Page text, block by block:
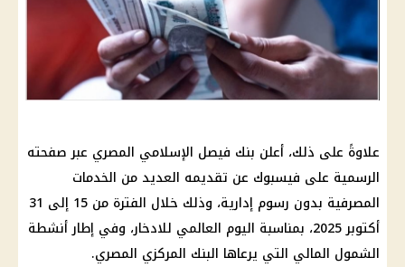
علاوةً على ذلك، أعلن بنك فيصل الإسلامي المصري عبر صفحته
الرسمية على فيسبوك عن تقديمه العديد من الخدمات
المصرفية بدون رسوم إدارية، وذلك خلال الفترة من 15 إلى 31
أكتوبر 2025، بمناسبة اليوم العالمي للادخار، وفي إطار أنشطة
الشمول المالي التي يرعاها البنك المركزي المصري.